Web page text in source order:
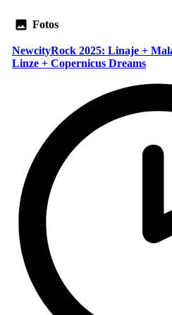
Fotos
NewcityRock 2025: Linaje +
Linze + Copernicus Dreams